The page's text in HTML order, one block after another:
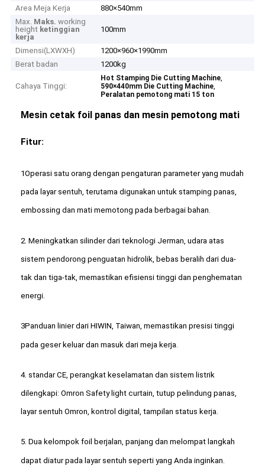
Area Meja Kerja
880×540mm
Max. Maks. working
height ketinggian
kerja
100mm
Dimensi(LXWXH)
1200×960×1990mm
Berat badan
1200kg
Cahaya Tinggi:
Hot Stamping Die Cutting Machine,
590×440mm Die Cutting Machine,
Peralatan pemotong mati 15 ton
Mesin cetak foil panas dan mesin pemotong mati
Fitur:
1Operasi satu orang dengan pengaturan parameter yang mudah
pada layar sentuh, terutama digunakan untuk stamping panas,
embossing dan mati memotong pada berbagai bahan.
2. Meningkatkan silinder dari teknologi Jerman, udara atas
sistem pendorong penguatan hidrolik, bebas beralih dari dua-
tak dan tiga-tak, memastikan efisiensi tinggi dan penghematan
energi.
3Panduan linier dari HIWIN, Taiwan, memastikan presisi tinggi
pada geser keluar dan masuk dari meja kerja.
4. standar CE, perangkat keselamatan dan sistem listrik
dilengkapi: Omron Safety light curtain, tutup pelindung panas,
layar sentuh Omron, kontrol digital, tampilan status kerja.
5. Dua kelompok foil berjalan, panjang dan melompat langkah
dapat diatur pada layar sentuh seperti yang Anda inginkan.